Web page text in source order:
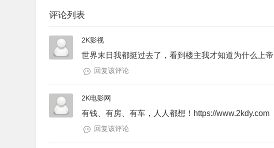
评论列表
2K影视
世界末日我都挺过去了，看到楼主我才知道为什么上
回复该评论
2K电影网
有钱、有房、有车，人人都想！https://www.2kdy.com
回复该评论